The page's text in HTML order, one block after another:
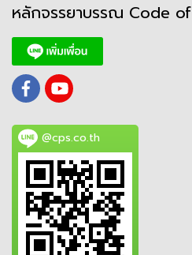
หลักจรรยาบรรณ Code of
@cps.co.th